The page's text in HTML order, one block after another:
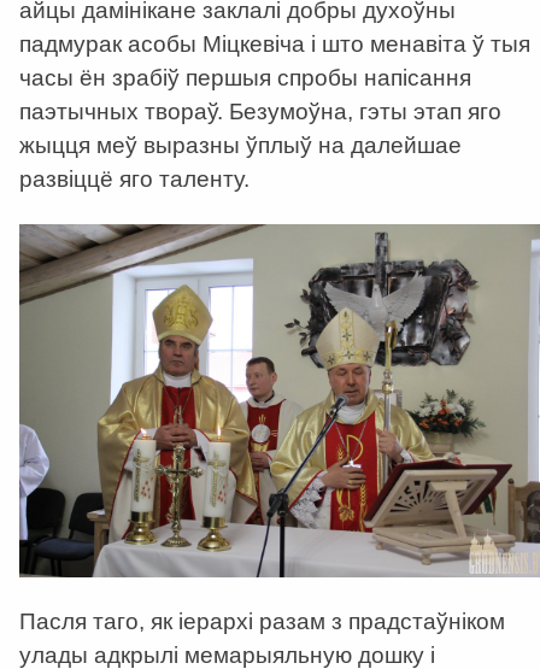
айцы дамінікане заклалі добры духоўны
падмурак асобы Міцкевіча і што менавіта ў тыя
часы ён зрабіў першыя спробы напісання
паэтычных твораў. Безумоўна, гэты этап яго
жыцця меў выразны ўплыў на далейшае
развіццё яго таленту.
Пасля таго, як іерархі разам з прадстаўніком
улады адкрылі мемарыяльную дошку і